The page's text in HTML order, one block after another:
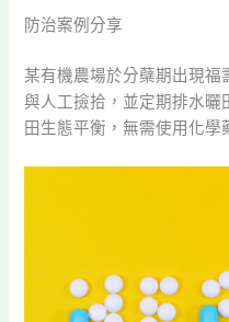
防治案例分享
某有機農場於分蘗期出現
與人工撿拾，並定期排水曬
田生態平衡，無需使用化學